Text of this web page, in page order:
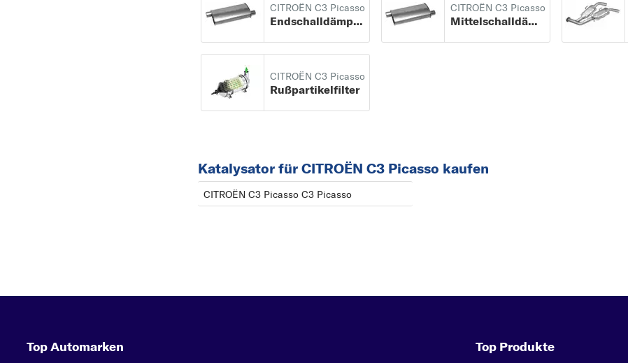
CITROËN C3 Picasso
Endschalldämpfer
CITROËN C3 Picasso
Mittelschalldämpfer
CITROËN C3 Picasso
Rußpartikelfilter
Katalysator für CITROËN C3 Picasso kaufen
CITROËN C3 Picasso C3 Picasso
Top Automarken Top Produkte